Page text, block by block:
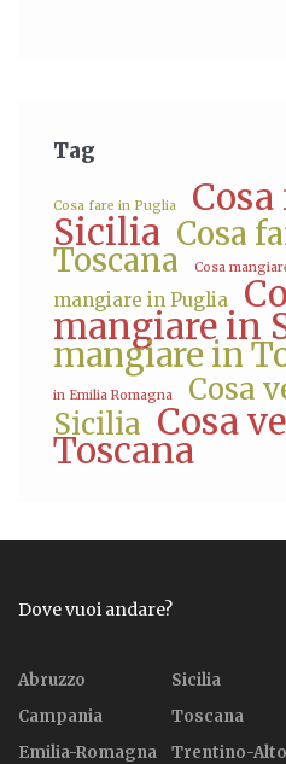
Tag
Cosa fare in Puglia
Sicilia Cosa
Toscana Cosa
mangiare in Puglia
mangiare in
mangiare in
in Emilia Romagna
Cosa
Sicilia Cosa
Toscana
Dove vuoi andare?
Abruzzo
Campania
Emilia-Romagna
Sicilia
Toscana
Trentino-Alto